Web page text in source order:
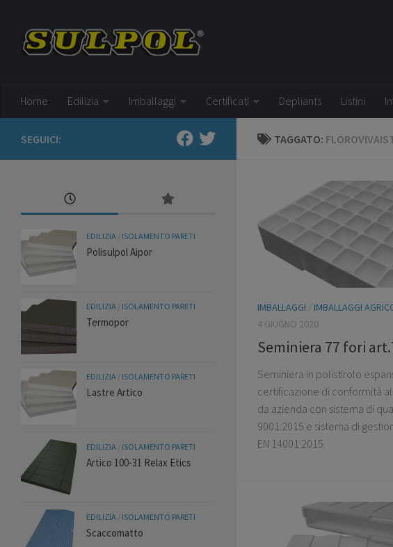
Home Edilizia Imballaggi Certificati Depliants Listini
TAGGATO:
IMBALLAGGI / IMBALLAGGI
4 GIUGNO 2020
Seminiera 77 fori
Seminiera in polistirolo
certificazione di conformità
da azienda con sistema di
9001:2015 e sistema di
EN 14001:2015.
SEGUICI:
EDILIZIA / ISOLAMENTO PARETI
Polisulpol Aipor
EDILIZIA / ISOLAMENTO PARETI
Termopor
EDILIZIA / ISOLAMENTO PARETI
Lastre Artico
EDILIZIA / ISOLAMENTO PARETI
Artico 100-31 Relax Etics
EDILIZIA / ISOLAMENTO PARETI
Scaccomatto